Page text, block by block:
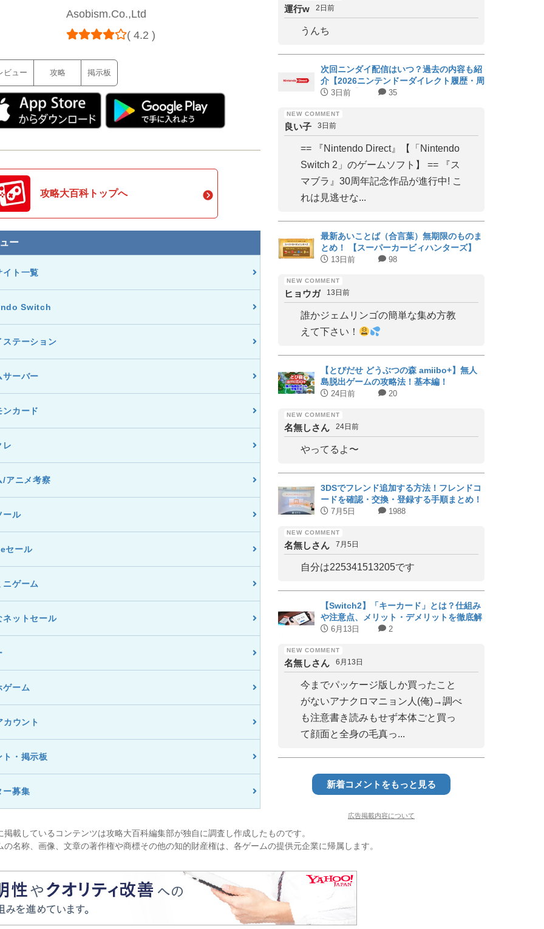
Asobism.Co.,Ltd
( 4.2 )
ビュー 攻略 掲示板
攻略大百科トップへ
ー
イト一覧
Switch
ステーション
サーバー
ンカード
レ
/アニメ考察
ール
セール
ニゲーム
ネットセール
ゲーム
カウント
ト・掲示板
ー募集
運行w 2日前
うんち
次回ニンダイ配信はいつ？過去の内容も紹
介【2026ニンテンドーダイレクト履歴・周
期まとめ】
3日前 35
良い子 3日前
== 『Nintendo Direct』【「Nintendo
Switch 2」のゲームソフト】 == 『ス
マブラ』30周年記念作品が進行中! こ
れは見逃せな...
最新あいことば（合言葉）無期限のものま
とめ！ 【スーパーカービィハンターズ】
13日前 98
ヒョウガ 13日前
誰かジェムリンゴの簡単な集め方教
えて下さい！
【とびだせ どうぶつの森 amiibo+】無人
島脱出ゲームの攻略法！基本編！
24日前 20
名無しさん 24日前
やってるよ〜
3DSでフレンド追加する方法！フレンドコ
ードを確認・交換・登録する手順まとめ！
7月5日 1988
名無しさん 7月5日
自分は225341513205です
【Switch2】「キーカード」とは？仕組み
や注意点、メリット・デメリットを徹底解
説｜対応タイトルまとめ
6月13日 2
名無しさん 6月13日
今までパッケージ版しか買ったこと
がないアナクロマニョン人(俺)→調べ
も注意書き読みもせず本体ごと買っ
て顔面と全身の毛真っ...
新着コメントをもっと見る
広告掲載内容について
掲載しているコンテンツは攻略大百科編集部が独自に調査し作成したものです。
名称、画像、文章の著作権や商標その他の知的財産権は、各ゲームの提供元企業に帰属します。